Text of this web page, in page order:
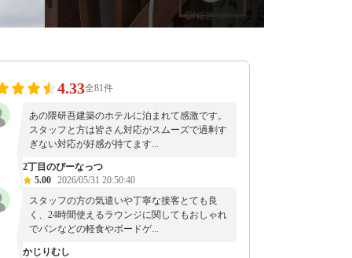
4.33全81件
あの隈研吾建築のホテルに泊まれて感激です。
スタッフと方は皆さん対応がスムーズで過剰す
ぎない対応が好感が持てます...
2丁目のぴーなっつ
5.00 2026/05/31 20:50:40
スタッフの方の気遣いや丁寧な接客とても良
く、24時間使えるラウンジに関してもおしゃれ
でパンなどの軽食やボードゲ...
かじりむし